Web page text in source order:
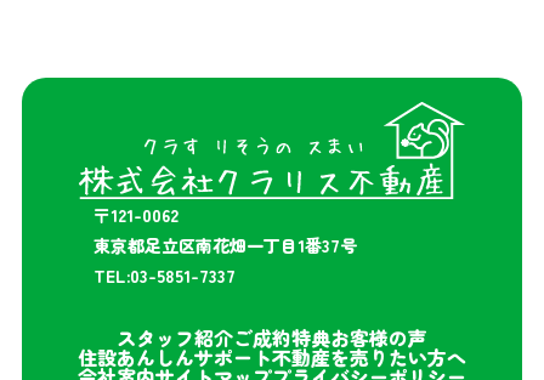
〒121-0062
東京都足立区南花畑一丁目1番37号
TEL:03-5851-7337
スタッフ紹介ご成約特典お客様の声
住設あんしんサポート不動産を売りたい方へ